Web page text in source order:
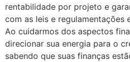
rentabilidade por projeto e
com as leis e regulamentações
Ao cuidarmos dos aspectos
direcionar sua energia para o
sabendo que suas finanças